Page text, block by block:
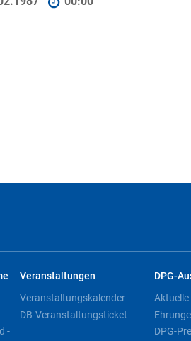
-
Veranstaltungen
Veranstaltungskalender
DB-Veranstaltungsticket
DPG-
DPG-